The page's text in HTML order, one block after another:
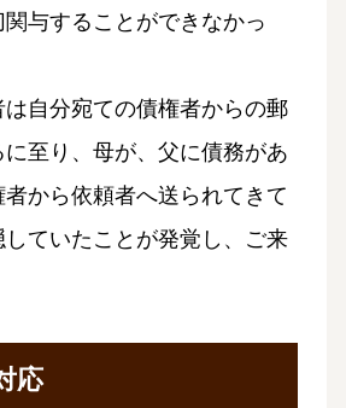
与することができなかっ
自分宛ての債権者からの郵
至り、母が、父に債務があ
から依頼者へ送られてきて
ていたことが発覚し、ご来
応